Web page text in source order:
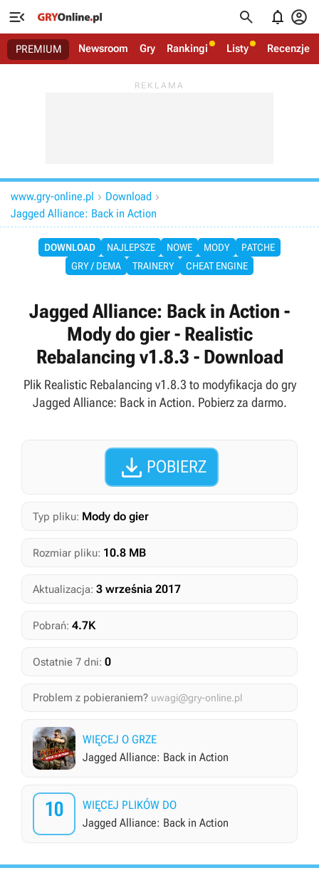
   
PREMIUM Newsroom Gry Rankingi Listy Recenzje
www.gry-online.pl  Download 
Jagged Alliance: Back in Action
DOWNLOAD NAJLEPSZE NOWE MODY
PATCHE
GRY / DEMA
TRAINERY CHEAT ENGINE
Jagged Alliance: Back in Action -
Mody do gier - Realistic
Rebalancing v1.8.3 - Download
Plik Realistic Rebalancing v1.8.3 to modyfikacja do gry
Jagged Alliance: Back in Action. Pobierz za darmo.
 POBIERZ
Typ pliku: Mody do gier
Rozmiar pliku: 10.8 MB
Aktualizacja: 3 września 2017
Pobrań: 4.7K
Ostatnie 7 dni: 0
Problem z pobieraniem? uwagi@gry-online.pl
WIĘCEJ O GRZE
Jagged Alliance: Back in Action
10
WIĘCEJ PLIKÓW DO
Jagged Alliance: Back in Action